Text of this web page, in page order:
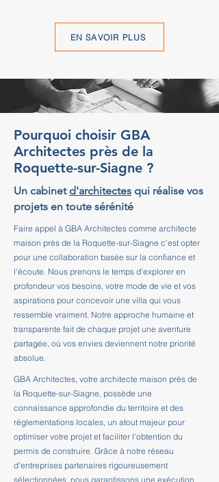
EN SAVOIR PLUS
Pourquoi choisir GBA
Architectes près de la
Roquette-sur-Siagne ?
Un cabinet d'architectes qui réalise vos
projets en toute sérénité
Faire appel à GBA Architectes comme architecte
maison près de la Roquette-sur-Siagne c'est opter
pour une collaboration basée sur la confiance et
l'écoute. Nous prenons le temps d'explorer en
profondeur vos besoins, votre mode de vie et vos
aspirations pour concevoir une villa qui vous
ressemble vraiment. Notre approche humaine et
transparente fait de chaque projet une aventure
partagée, où vos envies deviennent notre priorité
absolue.
GBA Architectes, votre architecte maison près de
la Roquette-sur-Siagne, possède une
connaissance approfondie du territoire et des
réglementations locales, un atout majeur pour
optimiser votre projet et faciliter l'obtention du
permis de construire. Grâce à notre réseau
d'entreprises partenaires rigoureusement
sélectionnées, nous garantissons une exécution